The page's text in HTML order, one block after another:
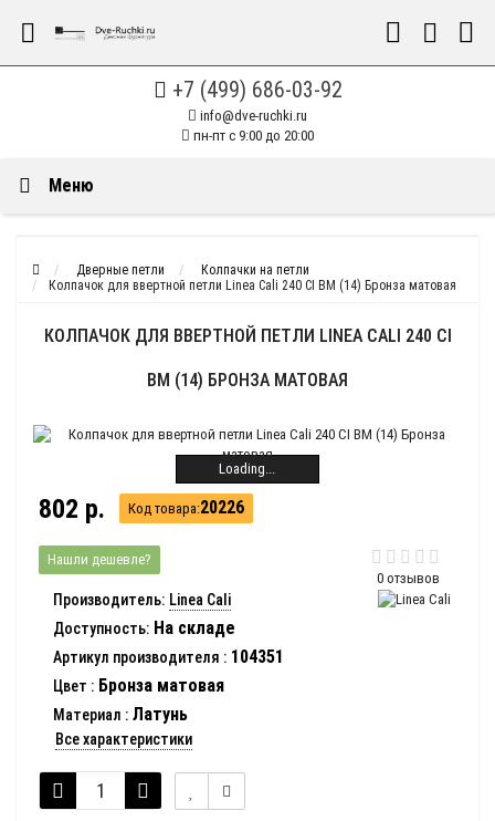
+7 (499) 686-03-92
info@dve-ruchki.ru
пн-пт с 9:00 до 20:00
Меню
Дверные петли
Колпачки на петли
Колпачок для ввертной петли Linea Cali 240 CI BM (14) Бронза матовая
КОЛПАЧОК ДЛЯ ВВЕРТНОЙ ПЕТЛИ LINEA CALI 240 CI
BM (14) БРОНЗА МАТОВАЯ
Loading...
0 отзывов
802 р. Код товара:20226
Нашли дешевле?
Производитель: Linea Cali
Доступность: На складе
Артикул производителя : 104351
Цвет : Бронза матовая
Материал : Латунь
Все характеристики